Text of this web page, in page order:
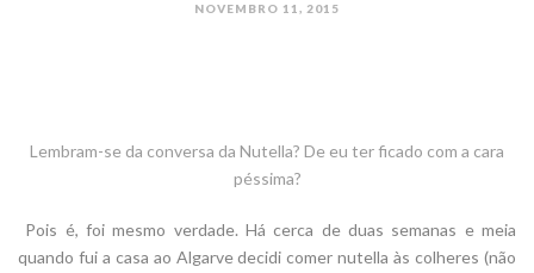
NOVEMBRO 11, 2015
Lembram-se da conversa da Nutella? De eu ter ficado com a cara
péssima?
Pois é, foi mesmo verdade. Há cerca de duas semanas e meia
quando fui a casa ao Algarve decidi comer nutella às colheres (não